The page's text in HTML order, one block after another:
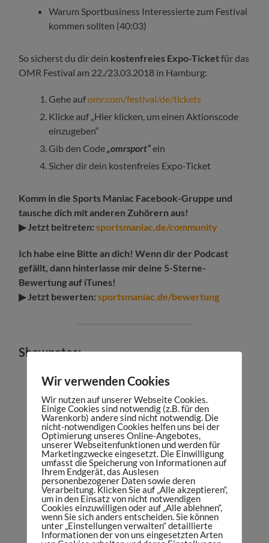
Warum Sportbusiness Interessierte zum Festival
kommen sollten (40:03)
So sicherst du dir dein kostenfreies Expo-Ticketfür das
OMR Festival am 22./23.03.2018 in Hamburg:
Gehe aufomr.com/festival/de/tickets
Klicke auf „Hier klicken, um einen Aktionscode
einzugeben“
Gib den Code „omrsport“ein
Sicher dir dein kostenfreies Expo-Ticket
Komm in die Sports Maniac Facebook-Gruppe und
tausche dich mit anderen Zuhörern aus!
▶ Jetzt beitreten:sportsmaniac.de/community
Ich habe eine Bitte an dich! Wenn dir der Podcast
gefällt, dann hinterlasse mir deine 5-Sterne-
Bewertung auf iTunes!
▶ Jetzt bewerten:sportsmaniac.de/bewertung
Shownotes:
Sports Maniac Community:
sportsmaniac.de/community
Folge Online Marketing Rockstars
Webseite
Facebook
Instagram
Twitter
Podcast(absolute Sports Maniac
Hörempfehlung!)
Wir verwenden Cookies
Wir nutzen auf unserer Webseite Cookies.
Einige Cookies sind notwendig (z.B. für den
Warenkorb) andere sind nicht notwendig. Die
nicht-notwendigen Cookies helfen uns bei der
Optimierung unseres Online-Angebotes,
unserer Webseitenfunktionen und werden für
Marketingzwecke eingesetzt. Die Einwilligung
umfasst die Speicherung von Informationen auf
Ihrem Endgerät, das Auslesen
personenbezogener Daten sowie deren
Verarbeitung. Klicken Sie auf „Alle akzeptieren“,
um in den Einsatz von nicht notwendigen
Cookies einzuwilligen oder auf „Alle ablehnen“,
wenn Sie sich anders entscheiden. Sie können
unter „Einstellungen verwalten“ detaillierte
Informationen der von uns eingesetzten Arten